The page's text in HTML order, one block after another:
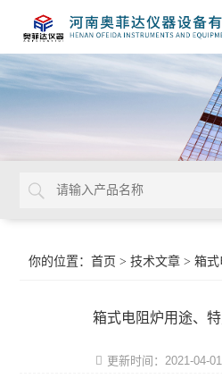
你的位置：首页 >技术文章 > 箱式
箱式电阻炉用途、
更新时间：2021-04-01